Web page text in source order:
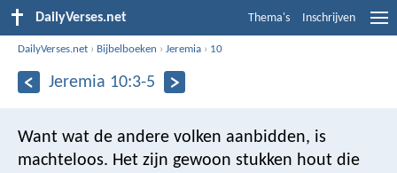
DailyVerses.net Thema's Inschrijven
DailyVerses.net › Bijbelboeken ›Jeremia › 10
Jeremia 10:3-5
Want wat de andere volken aanbidden, is
machteloos. Het zijn gewoon stukken hout die